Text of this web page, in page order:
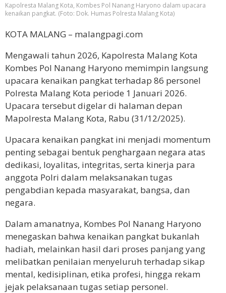
Kapolresta Malang Kota, Kombes Pol Nanang Haryono dalam upacara
kenaikan pangkat. (Foto: Dok. Humas Polresta Malang Kota)
KOTA MALANG – malangpagi.com
Mengawali tahun 2026, Kapolresta Malang Kota
Kombes Pol Nanang Haryono memimpin langsung
upacara kenaikan pangkat terhadap 86 personel
Polresta Malang Kota periode 1 Januari 2026.
Upacara tersebut digelar di halaman depan
Mapolresta Malang Kota, Rabu (31/12/2025).
Upacara kenaikan pangkat ini menjadi momentum
penting sebagai bentuk penghargaan negara atas
dedikasi, loyalitas, integritas, serta kinerja para
anggota Polri dalam melaksanakan tugas
pengabdian kepada masyarakat, bangsa, dan
negara.
Dalam amanatnya, Kombes Pol Nanang Haryono
menegaskan bahwa kenaikan pangkat bukanlah
hadiah, melainkan hasil dari proses panjang yang
melibatkan penilaian menyeluruh terhadap sikap
mental, kedisiplinan, etika profesi, hingga rekam
jejak pelaksanaan tugas setiap personel.